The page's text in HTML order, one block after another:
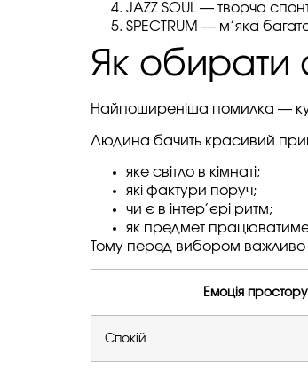
JAZZ SOUL — творча
SPECTRUM — м’яка
Як обирати
Найпоширеніша помилка —
Людина бачить красивий
яке світло в кімнаті;
які фактури поруч;
чи є в інтер’єрі ритм;
як предмет працюватиме
Тому перед вибором важливо
Емоція простору
Спокій